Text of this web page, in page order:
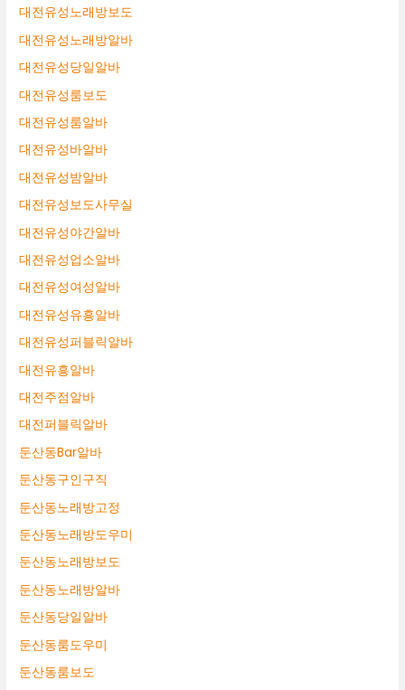
대전유성노래방보도
대전유성노래방알바
대전유성당일알바
대전유성룸보도
대전유성룸알바
대전유성바알바
대전유성밤알바
대전유성보도사무실
대전유성야간알바
대전유성업소알바
대전유성여성알바
대전유성유흥알바
대전유성퍼블릭알바
대전유흥알바
대전주점알바
대전퍼블릭알바
둔산동Bar알바
둔산동구인구직
둔산동노래방고정
둔산동노래방도우미
둔산동노래방보도
둔산동노래방알바
둔산동당일알바
둔산동룸도우미
둔산동룸보도